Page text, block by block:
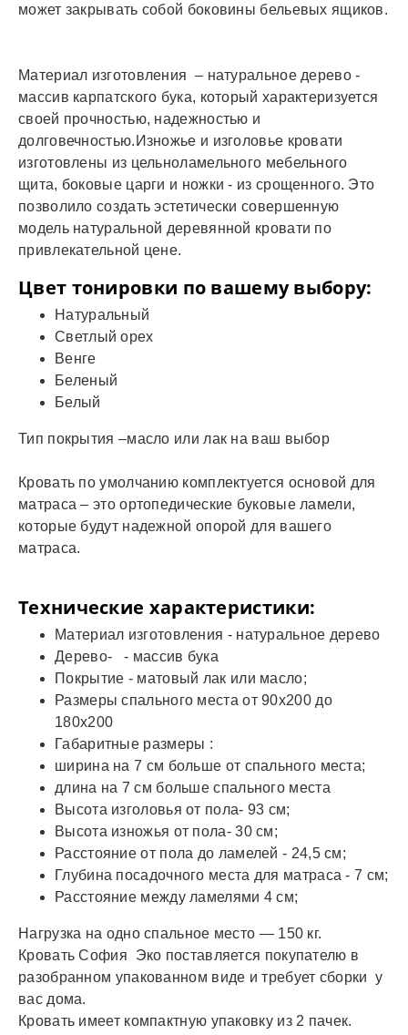
может закрывать собой боковины бельевых ящиков.
Материал изготовления – натуральное дерево -
массив карпатского бука, который характеризуется
своей прочностью, надежностью и
долговечностью.Изножье и изголовье кровати
изготовлены из цельноламельного мебельного
щита, боковые царги и ножки - из срощенного. Это
позволило создать эстетически совершенную
модель натуральной деревянной кровати по
привлекательной цене.
Цвет тонировки по вашему выбору:
Натуральный
Светлый орех
Венге
Беленый
Белый
Тип покрытия –масло или лак на ваш выбор
Кровать по умолчанию комплектуется основой для
матраса – это ортопедические буковые ламели,
которые будут надежной опорой для вашего
матраса.
Технические характеристики:
Материал изготовления - натуральное дерево
Дерево- - массив бука
Покрытие - матовый лак или масло;
Размеры спального места от 90х200 до
180х200
Габаритные размеры :
ширина на 7 см больше от спального места;
длина на 7 см больше спального места
Высота изголовья от пола- 93 см;
Высота изножья от пола- 30 см;
Расстояние от пола до ламелей - 24,5 см;
Глубина посадочного места для матраса - 7 см;
Расстояние между ламелями 4 см;
Нагрузка на одно спальное место — 150 кг.
Кровать София Эко поставляется покупателю в
разобранном упакованном виде и требует сборки у
вас дома.
Кровать имеет компактную упаковку из 2 пачек.